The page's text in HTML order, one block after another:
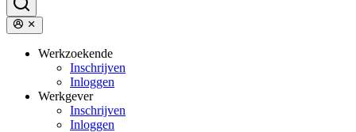
Werkzoekende
Inschrijven
Inloggen
Werkgever
Inschrijven
Inloggen